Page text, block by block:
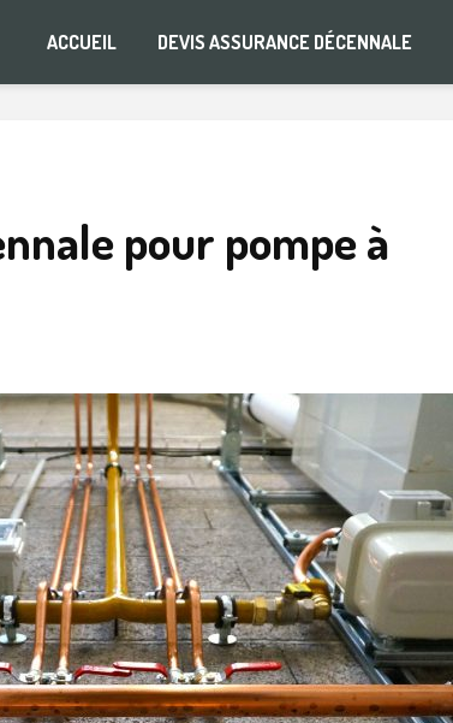
ACCUEIL DEVIS ASSURANCE DÉCENNALE
pour pompe à